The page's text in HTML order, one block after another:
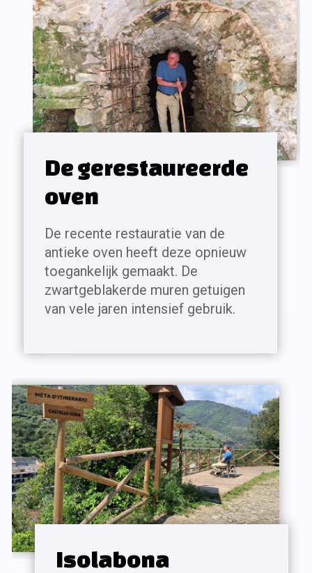
De gerestaureerde
oven
De recente restauratie van de
antieke oven heeft deze opnieuw
toegankelijk gemaakt. De
zwartgeblakerde muren getuigen
van vele jaren intensief gebruik.
Isolabona